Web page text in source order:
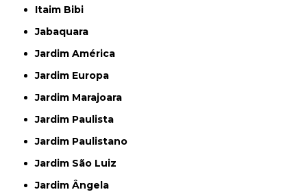
Itaim Bibi
Jabaquara
Jardim América
Jardim Europa
Jardim Marajoara
Jardim Paulista
Jardim Paulistano
Jardim São Luiz
Jardim Ângela